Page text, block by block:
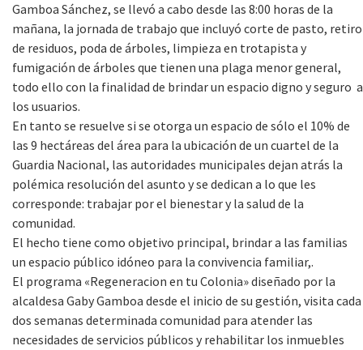
Gamboa Sánchez, se llevó a cabo desde las 8:00 horas de la
mañana, la jornada de trabajo que incluyó corte de pasto, retiro
de residuos, poda de árboles, limpieza en trotapista y
fumigación de árboles que tienen una plaga menor general,
todo ello con la finalidad de brindar un espacio digno y seguro a
los usuarios.
En tanto se resuelve si se otorga un espacio de sólo el 10% de
las 9 hectáreas del área para la ubicación de un cuartel de la
Guardia Nacional, las autoridades municipales dejan atrás la
polémica resolución del asunto y se dedican a lo que les
corresponde: trabajar por el bienestar y la salud de la
comunidad.
El hecho tiene como objetivo principal, brindar a las familias
un espacio público idóneo para la convivencia familiar,.
El programa «Regeneracion en tu Colonia» diseñado por la
alcaldesa Gaby Gamboa desde el inicio de su gestión, visita cada
dos semanas determinada comunidad para atender las
necesidades de servicios públicos y rehabilitar los inmuebles